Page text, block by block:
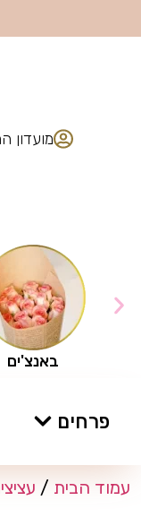
מועדון
באנצ'ים
פרחים
עמוד הבית /